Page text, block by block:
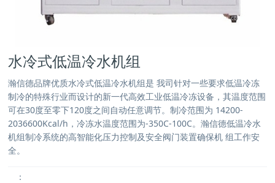
水冷式低温冷水机组
瀚信德品牌优质水冷式低温冷水机组是 我司针对一些要求低温冷冻
制冷的特殊行业而设计的新一代高效工业低温冷冻设备，其温度范围
可在30度至零下120度之间自动任意调节。制冷范围为 14200-
2036600Kcal/h，冷冻水温度范围为-350C-100C。瀚信德低温冷水
机组制冷系统的高智能化压力控制及安全阀门装置确保机 组工作安
全。
：